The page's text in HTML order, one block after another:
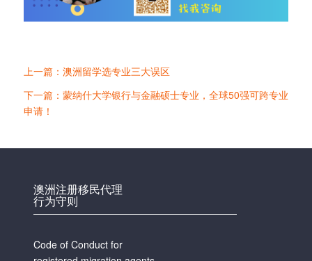
上一篇：澳洲留学选专业三大误区
下一篇：蒙纳什大学银行与金融硕士专业，全球50强可跨专业
申请！
澳洲注册移民代理
行为守则
Code of Conduct for